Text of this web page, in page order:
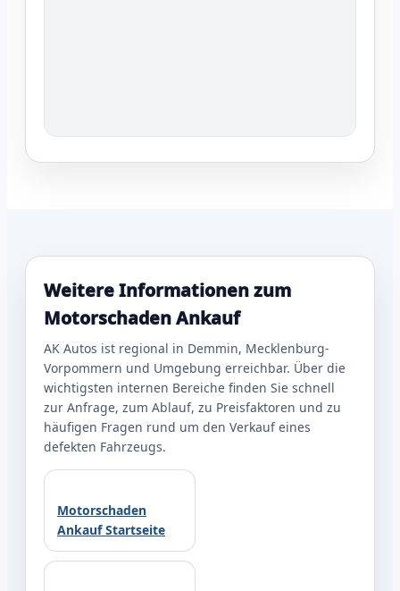
Weitere Informationen zum
Motorschaden Ankauf
AK Autos ist regional in Demmin, Mecklenburg-
Vorpommern und Umgebung erreichbar. Über die
wichtigsten internen Bereiche finden Sie schnell
zur Anfrage, zum Ablauf, zu Preisfaktoren und zu
häufigen Fragen rund um den Verkauf eines
defekten Fahrzeugs.
Motorschaden
Ankauf Startseite